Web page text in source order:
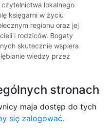
lokalnego
księgarni w życiu
regionu oraz jej
i rodziców. Bogaty
skutecznie wspiera
wiedzy przez
stronach
maja dostęp do tych
się zalogować.